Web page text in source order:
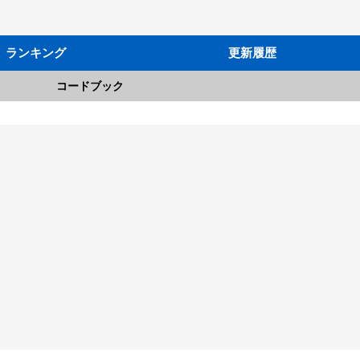
ランキング 更新履歴
コードブック